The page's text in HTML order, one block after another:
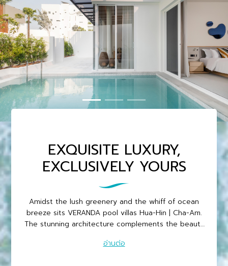
EXQUISITE LUXURY,
EXCLUSIVELY YOURS
Amidst the lush greenery and the whiff of ocean
breeze sits VERANDA pool villas Hua-Hin | Cha-Am.
The stunning architecture complements the beauty
and inspiring views, while diverse styles bring
อ่านต่อ